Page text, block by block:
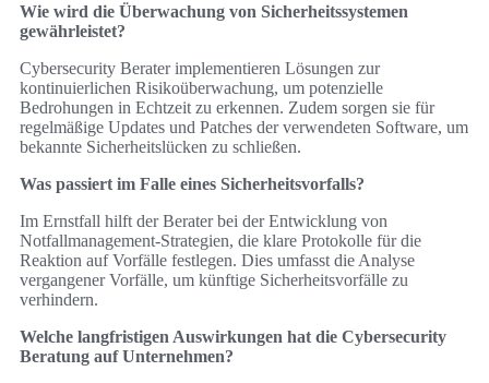
Wie wird die Überwachung von Sicherheitssystemen
gewährleistet?
Cybersecurity Berater implementieren Lösungen zur
kontinuierlichen Risikoüberwachung, um potenzielle
Bedrohungen in Echtzeit zu erkennen. Zudem sorgen sie für
regelmäßige Updates und Patches der verwendeten Software, um
bekannte Sicherheitslücken zu schließen.
Was passiert im Falle eines Sicherheitsvorfalls?
Im Ernstfall hilft der Berater bei der Entwicklung von
Notfallmanagement-Strategien, die klare Protokolle für die
Reaktion auf Vorfälle festlegen. Dies umfasst die Analyse
vergangener Vorfälle, um künftige Sicherheitsvorfälle zu
verhindern.
Welche langfristigen Auswirkungen hat die Cybersecurity
Beratung auf Unternehmen?